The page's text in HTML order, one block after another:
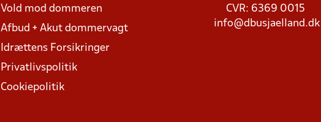
Vold mod dommeren
Afbud + Akut dommervagt
Idrættens Forsikringer
Privatlivspolitik
Cookiepolitik
CVR: 6369 0015
info@dbusjaelland.dk